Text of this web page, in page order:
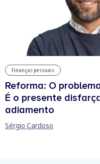
Finanças pessoais
Reforma: O
É o presente
adiamento
Sérgio Cardoso